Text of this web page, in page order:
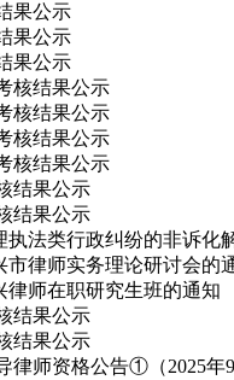
果公示
果公示
果公示
核结果公示
核结果公示
核结果公示
核结果公示
结果公示
结果公示
法类行政纠纷的非诉化
市律师实务理论研讨会的
律师在职研究生班的通知
结果公示
结果公示
师资格公告①（2025年9